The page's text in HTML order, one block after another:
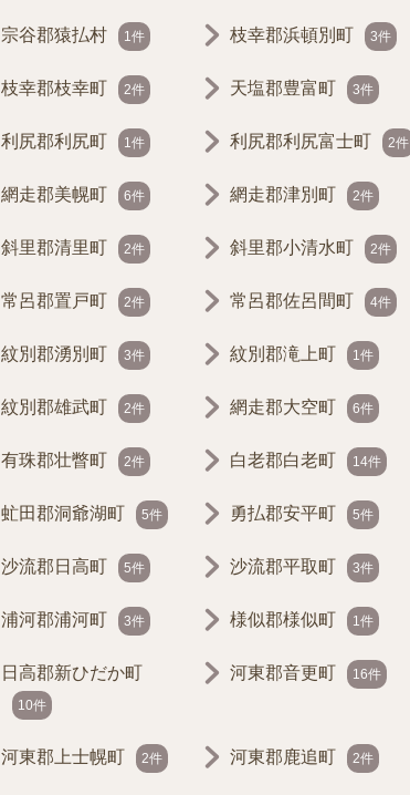
宗谷郡猿払村 1件 枝幸郡浜頓別町 3件
枝幸郡枝幸町 2件 天塩郡豊富町 3件
利尻郡利尻町 1件 利尻郡利尻富士町 2件
網走郡美幌町 6件 網走郡津別町 2件
斜里郡清里町 2件 斜里郡小清水町 2件
常呂郡置戸町 2件 常呂郡佐呂間町 4件
紋別郡湧別町 3件 紋別郡滝上町 1件
紋別郡雄武町 2件 網走郡大空町 6件
有珠郡壮瞥町 2件 白老郡白老町 14件
虻田郡洞爺湖町 5件 勇払郡安平町 5件
沙流郡日高町 5件 沙流郡平取町 3件
浦河郡浦河町 3件 様似郡様似町 1件
日高郡新ひだか町
10件
河東郡音更町 16件
河東郡上士幌町 2件 河東郡鹿追町 2件